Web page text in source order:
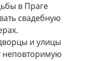
в Праге
свадебную
и улицы
неповторимую